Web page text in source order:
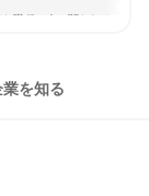
な職種の人と関われる
業を知る